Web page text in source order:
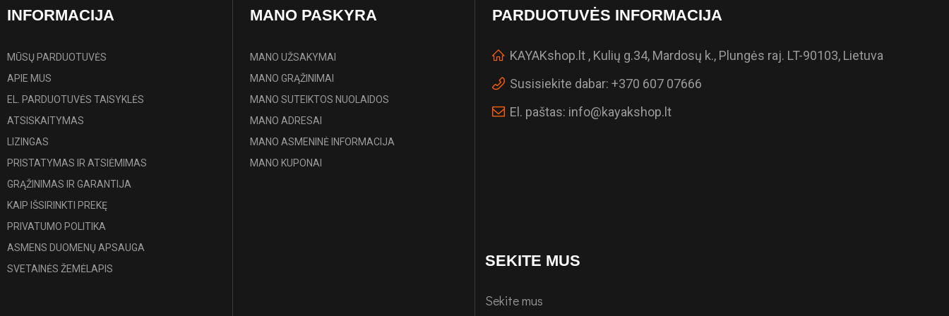
INFORMACIJA
MŪSŲ PARDUOTUVĖS
APIE MUS
EL. PARDUOTUVĖS TAISYKLĖS
ATSISKAITYMAS
LIZINGAS
PRISTATYMAS IR ATSIĖMIMAS
GRĄŽINIMAS IR GARANTIJA
KAIP IŠSIRINKTI PREKĘ
PRIVATUMO POLITIKA
ASMENS DUOMENŲ APSAUGA
SVETAINĖS ŽEMĖLAPIS
MANO PASKYRA
MANO UŽSAKYMAI
MANO GRĄŽINIMAI
MANO SUTEIKTOS NUOLAIDOS
MANO ADRESAI
MANO ASMENINĖ INFORMACIJA
MANO KUPONAI
PARDUOTUVĖS INFORMACIJA
KAYAKshop.lt , Kulių g.34, Mardosų k., Plungės raj. LT-90103, Lietuva
Susisiekite dabar: +370 607 07666
El. paštas: info@kayakshop.lt
SEKITE MUS
Sekite mus